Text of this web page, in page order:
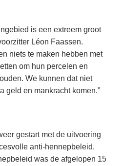
is een extreem groot
Léon Faassen.
niets te maken hebben met
om hun percelen en
We kunnen dat niet
geld en mankracht komen.”
gestart met de uitvoering
anti-hennepbeleid.
was de afgelopen 15